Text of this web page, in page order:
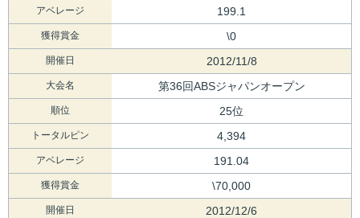
アベレージ 199.1
獲得賞金 \0
開催日 2012/11/8
大会名 第36回ABSジャパンオープン
順位 25位
トータルピン 4,394
アベレージ 191.04
獲得賞金 \70,000
開催日 2012/12/6